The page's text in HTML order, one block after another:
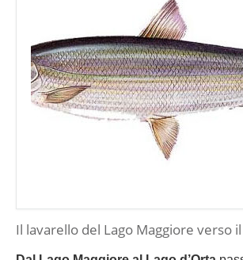
Il lavarello del Lago Maggiore verso il